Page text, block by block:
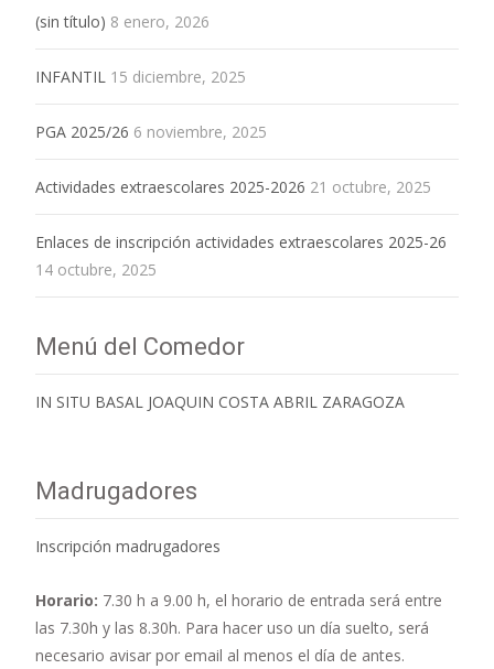
(sin título) 8 enero, 2026
INFANTIL 15 diciembre, 2025
PGA 2025/26 6 noviembre, 2025
Actividades extraescolares 2025-2026 21 octubre, 2025
Enlaces de inscripción actividades extraescolares 2025-26
14 octubre, 2025
Menú del Comedor
IN SITU BASAL JOAQUIN COSTA ABRIL ZARAGOZA
Madrugadores
Inscripción madrugadores
Horario: 7.30 h a 9.00 h, el horario de entrada será entre
las 7.30h y las 8.30h. Para hacer uso un día suelto, será
necesario avisar por email al menos el día de antes.